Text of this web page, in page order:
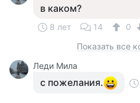
в каком?
8 лет 14
0
Показать все
Леди Мила
с пожелания.